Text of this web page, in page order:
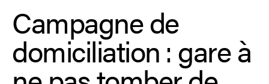
Campagne de
domiciliation : gare à